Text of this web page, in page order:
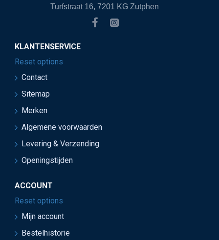
Turfstraat 16, 7201 KG Zutphen
KLANTENSERVICE
Reset options
Contact
Sitemap
Merken
Algemene voorwaarden
Levering & Verzending
Openingstijden
ACCOUNT
Reset options
Mijn account
Bestelhistorie